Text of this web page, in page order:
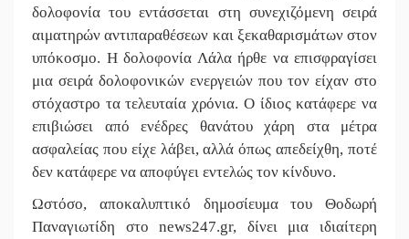
δολοφονία του εντάσσεται στη συνεχιζόμενη σειρά
αιματηρών αντιπαραθέσεων και ξεκαθαρισμάτων στον
υπόκοσμο. Η δολοφονία Λάλα ήρθε να επισφραγίσει
μια σειρά δολοφονικών ενεργειών που τον είχαν στο
στόχαστρο τα τελευταία χρόνια. Ο ίδιος κατάφερε να
επιβιώσει από ενέδρες θανάτου χάρη στα μέτρα
ασφαλείας που είχε λάβει, αλλά όπως απεδείχθη, ποτέ
δεν κατάφερε να αποφύγει εντελώς τον κίνδυνο.
Ωστόσο, αποκαλυπτικό δημοσίευμα του Θοδωρή
Παναγιωτίδη στο news247.gr, δίνει μια ιδιαίτερη